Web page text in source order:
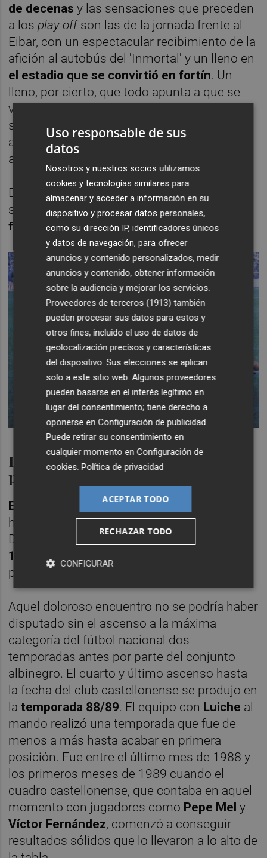
de decenas y las sensaciones que preceden
a losplay offson las de la jornada frente al
Eibar, con un espectacular recibimiento de la
afición al autobús del 'Inmortal' y un lleno en
el estadio que se convirtió en fortín. Un
lleno, por cierto, que todo apunta a que se
volverá a repetir frente al Almería, dado que,
solo en entradas de abonados pocas horas
antes de cerrarse la venta exclusiva, la cifra
alcanzaba las 9.800 localidades ocupadas.
Desde luego, los motivos para creer son
suficientes.Ahora queda que hable el
fútbol
Domingo 9 de junio de 1991 y
precedentes
El Carlos Tartiere acogió el último partido
hasta el momento, del Castellón en Primera
División. Ocurrió un domingo
1991
, y el encuentro se saldó con victoria
para el Oviedo por tres goles a cero.
Aquel doloroso encuentro no se podría haber
disputado sin el ascenso a la máxima
categoría del fútbol nacional dos
temporadas antes por parte del conjunto
albinegro. El cuarto y último ascenso hasta
la fecha del club castellonense se produjo en
latemporada 88/89. El equipo con Luiche al
mando realizó una temporada que fue de
menos a más hasta acabar en primera
posición. Fue entre el último mes de 1988 y
los primeros meses de 1989 cuando el
cuadro castellonense, que contaba en aquel
momento con jugadores como Pepe Mel y
Víctor Fernández, comenzó a conseguir
resultados sólidos que lo llevaron a lo alto de
Uso responsable de sus
datos
Nosotros y nuestros socios utilizamos
cookies y tecnologías similares para
almacenar y acceder a información en su
dispositivo y procesar datos personales,
como su dirección IP, identificadores únicos
y datos de navegación, para ofrecer
anuncios y contenido personalizados, medir
anuncios y contenido, obtener información
sobre la audiencia y mejorar los servicios.
Proveedores de terceros (1913) también
pueden procesar sus datos para estos y
otros fines, incluido el uso de datos de
geolocalización precisos y características
del dispositivo. Sus elecciones se aplican
solo a este sitio web. Algunos proveedores
pueden basarse en el interés legítimo en
lugar del consentimiento; tiene derecho a
oponerse enConfiguración de publicidad
Puede retirar su consentimiento en
cualquier momento enConfiguración de
cookies .Política de privacidad
ACEPTAR TODO
RECHAZAR TODO
CONFIGURAR